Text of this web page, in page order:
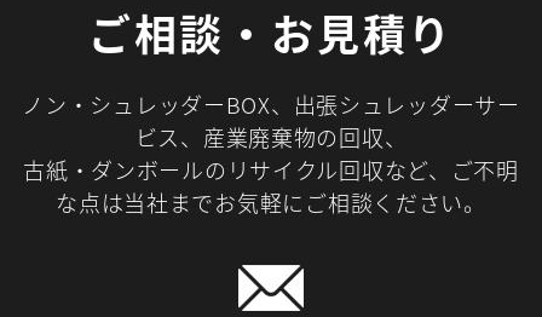
ご相談・お見積り
ノン・シュレッダーBOX、出張シュレッダーサー
ビス、産業廃棄物の回収、
古紙・ダンボールのリサイクル回収など、ご不明
な点は当社までお気軽にご相談ください。